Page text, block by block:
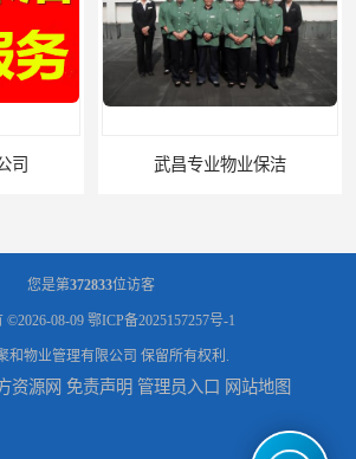
洁 武汉办公写字楼保洁外包
您是第372833位访客
©2026-08-09 鄂ICP备2025157257号-1
和物业管理有限公司 保留所有权利.
资源网 免责声明 管理员入口 网站地图